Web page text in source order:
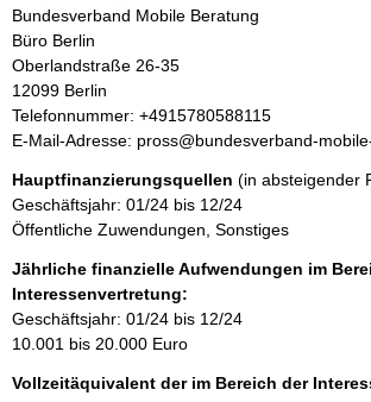
i
n
f
o
r
m
a
t
i
n
e
n
:
A
d
r
e
s
s
Bundesverband Mobile Beratung
Büro Berlin
Oberlandstraße 26-35
12099 Berlin
K
o
t
a
k
t
i
n
f
r
Telefonnummer: +4915780588115
E-Mail-Adresse: pross@bundesverband-
Hauptfinanzierungsquellen (in absteigender
Geschäftsjahr: 01/24 bis 12/24
Öffentliche Zuwendungen, Sonstiges
Jährliche finanzielle Aufwendungen im
Interessenvertretung:
Geschäftsjahr: 01/24 bis 12/24
10.001 bis 20.000 Euro
Vollzeitäquivalent der im Bereich der